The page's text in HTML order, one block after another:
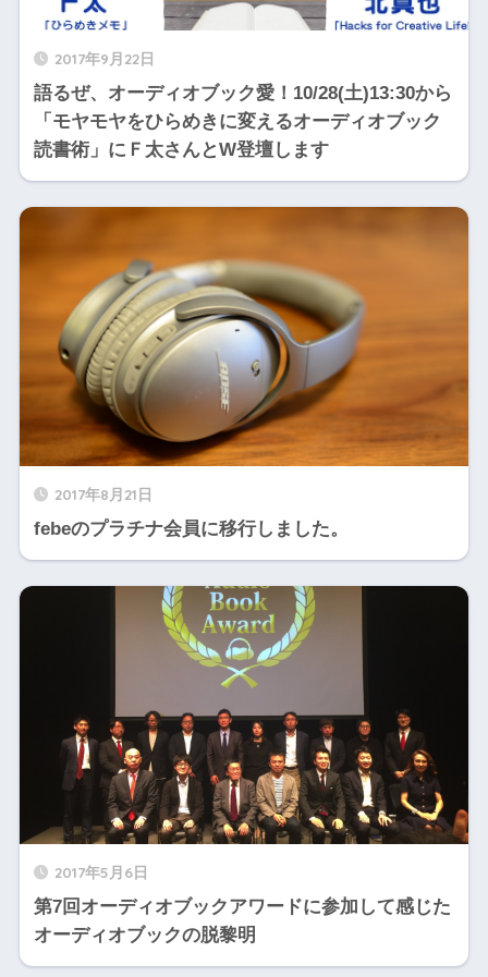
2017年9月22日
語るぜ、オーディオブック愛！10/28(土)13:30から
「モヤモヤをひらめきに変えるオーディオブック
読書術」にＦ太さんとW登壇します
2017年8月21日
febeのプラチナ会員に移行しました。
2017年5月6日
第7回オーディオブックアワードに参加して感じた
オーディオブックの脱黎明